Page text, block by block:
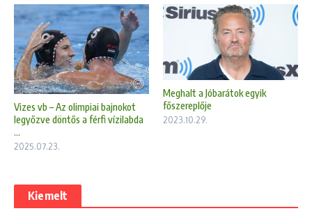
Vizes vb – Az olimpiai bajnokot
legyőzve döntős a férfi vízilabda
...
2025.07.23.
Meghalt a Jóbarátok egyik
főszereplője
2023.10.29.
Kiemelt